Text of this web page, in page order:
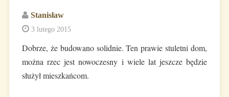
Stanisław
3 lutego 2015
Dobrze, że budowano solidnie. Ten prawie stuletni dom,
można rzec jest nowoczesny i wiele lat jeszcze będzie
służył mieszkańcom.